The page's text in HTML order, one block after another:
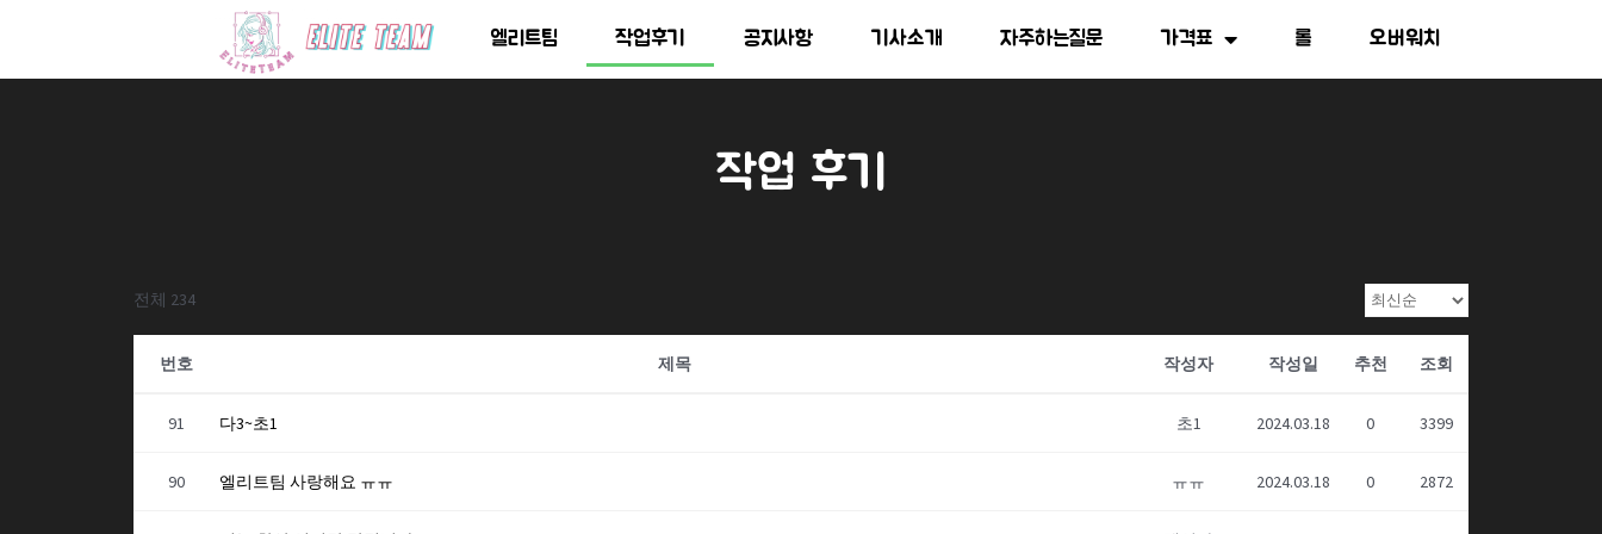
츠
엘리트팀 작업후기 공지사항 기사소개 자주하는질문 가격표 롤 오버워치
작업 후기
전체 234
번호 제목 작성자 작성일 추천 조회
91 다3~초1 초1 2024.03.18 0 3399
90 엘리트팀 사랑해요 ㅠㅠ ㅠㅠ 2024.03.18 0 2872